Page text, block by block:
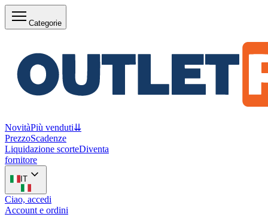
Categorie
NovitàPiù venduti⇊
PrezzoScadenze
Liquidazione scorteDiventa
fornitore
IT
Ciao, accedi
Account e ordini